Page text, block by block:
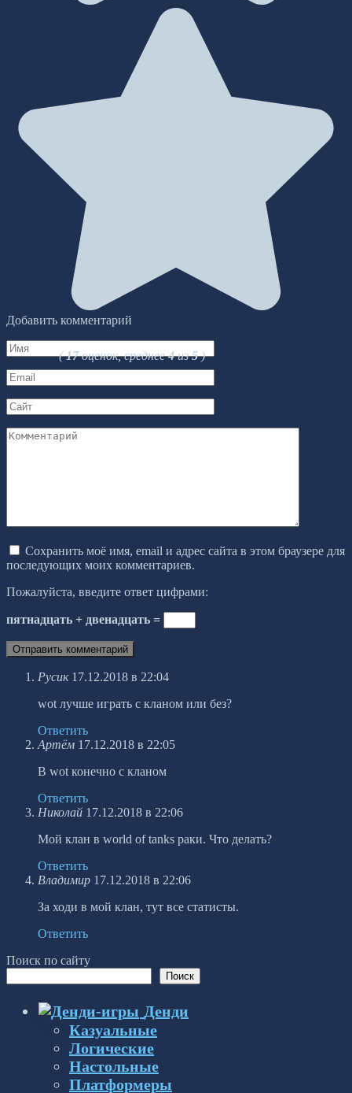
(17оценок, среднее4из5)
Добавить комментарий
Имя
*
Email
*
Сайт
Комментарий
Сохранить моё имя, email и адрес сайта в этом браузере для
последующих моих комментариев.
Пожалуйста, введите ответ цифрами:
пятнадцать + двенадцать =
Русик 17.12.2018 в 22:04
wot лучше играть с кланом или без?
Ответить
Артём 17.12.2018 в 22:05
В wot конечно с кланом
Ответить
Николай 17.12.2018 в 22:06
Мой клан в world of tanks раки. Что делать?
Ответить
Владимир 17.12.2018 в 22:06
За ходи в мой клан, тут все статисты.
Ответить
Поиск по сайту
Поиск
Денди
Казуальные
Логические
Настольные
Платформеры